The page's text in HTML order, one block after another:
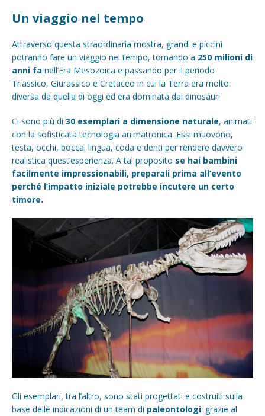
Un viaggio nel tempo
Attraverso questa straordinaria mostra, grandi e piccini
potranno fare un viaggio nel tempo, tornando a 250 milioni di
anni fa nell’Era Mesozoica e passando per il periodo
Triassico, Giurassico e Cretaceo in cui la Terra era molto
diversa da quella di oggi ed era dominata dai dinosauri.
Ci sono più di 30 esemplari a dimensione naturale, animati
con la sofisticata tecnologia animatronica. Essi muovono,
testa, occhi, bocca. lingua, coda e denti per rendere davvero
realistica quest’esperienza. A tal proposito se hai bambini
facilmente impressionabili, preparali prima all’evento
perché l’impatto iniziale potrebbe incutere un certo
timore.
Gli esemplari, tra l’altro, sono stati progettati e costruiti sulla
base delle indicazioni di un team di paleontologi: grazie al